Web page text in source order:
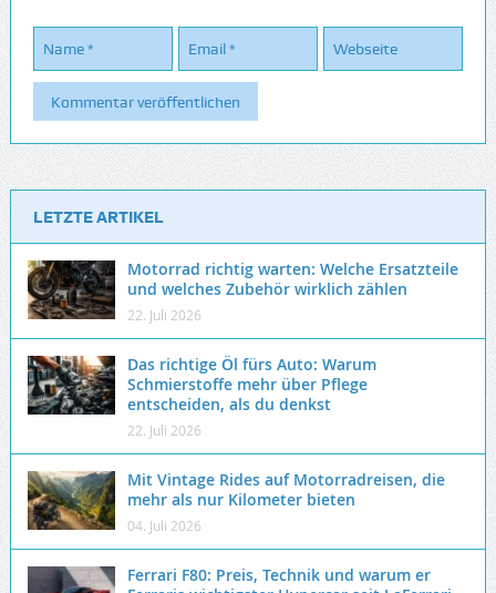
LETZTE ARTIKEL
Motorrad richtig warten: Welche Ersatzteile
und welches Zubehör wirklich zählen
22. Juli 2026
Das richtige Öl fürs Auto: Warum
Schmierstoffe mehr über Pflege
entscheiden, als du denkst
22. Juli 2026
Mit Vintage Rides auf Motorradreisen, die
mehr als nur Kilometer bieten
04. Juli 2026
Ferrari F80: Preis, Technik und warum er